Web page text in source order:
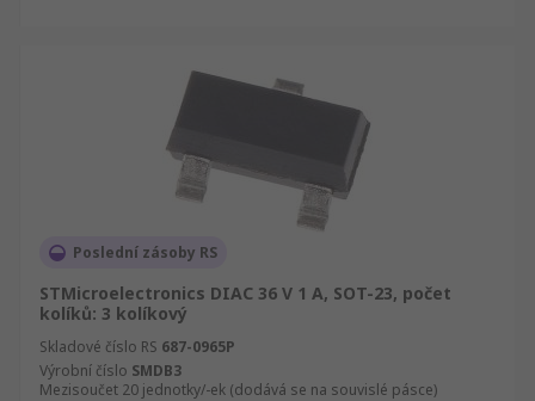
Poslední zásoby RS
STMicroelectronics DIAC 36 V 1 A, SOT-23, počet
kolíků: 3 kolíkový
Skladové číslo RS 687-0965P
Výrobní číslo SMDB3
Mezisoučet 20 jednotky/-ek (dodává se na souvislé pásce)